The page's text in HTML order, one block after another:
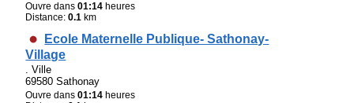
Ouvre dans01:14 heures
Distance:0.1 km
Ecole Maternelle Publique- Sathonay-
Village
. Ville
69580 Sathonay
Ouvre dans01:14 heures